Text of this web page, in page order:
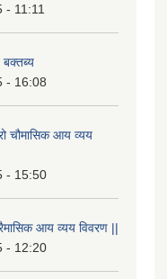
- 11:11
- 16:08
चौमासिक आय व्यय
- 15:50
आय व्यय विवरण ||
- 12:20